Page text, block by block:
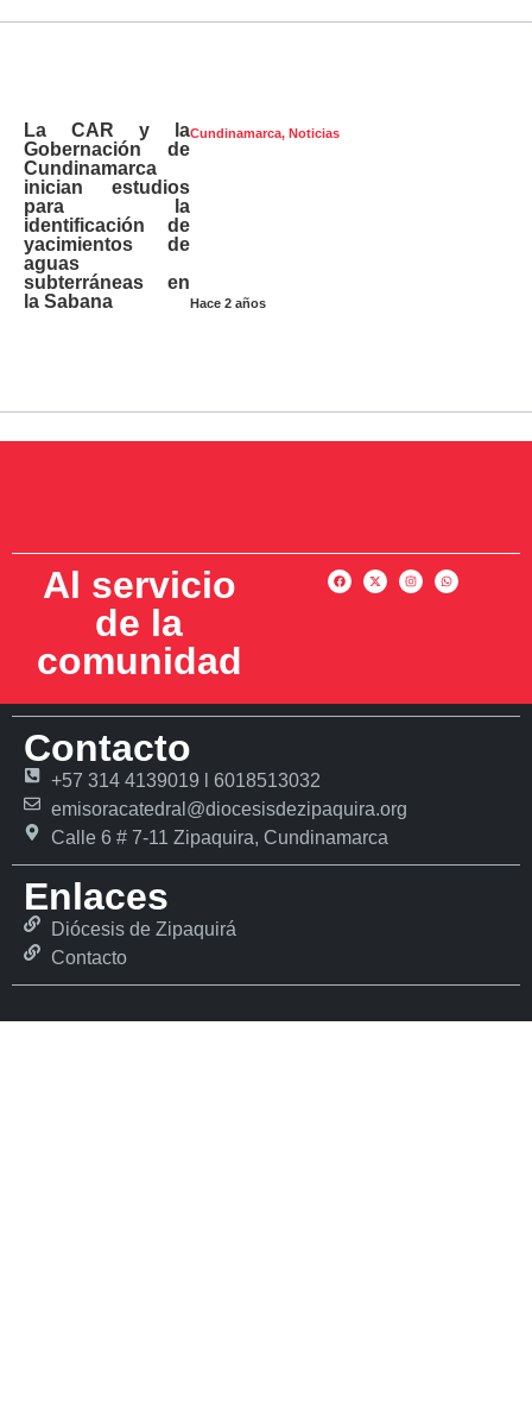
Cundinamarca, Noticias
Hace 2 años
La CAR y la
Gobernación de
Cundinamarca
inician estudios
para la
identificación de
yacimientos de
aguas
subterráneas en
la Sabana
Al servicio
de la
comunidad
Contacto
+57 314 4139019 l 6018513032
emisoracatedral@diocesisdezipaquira.org
Calle 6 # 7-11 Zipaquira, Cundinamarca
Enlaces
Diócesis de Zipaquirá
Contacto